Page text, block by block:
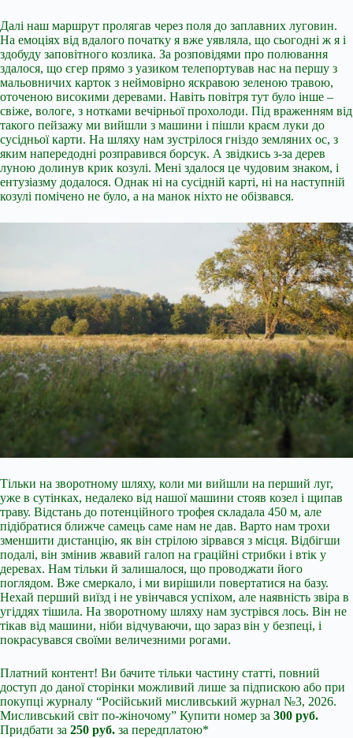
Далі наш маршрут пролягав через поля до заплавних луговин.
На емоціях від вдалого початку я вже уявляла, що сьогодні ж я і
здобуду заповітного козлика. За розповідями про полювання
здалося, що єгер прямо з уазиком телепортував нас на першу з
мальовничих карток з неймовірно яскравою зеленою травою,
оточеною високими деревами. Навіть повітря тут було інше –
свіже, вологе, з нотками вечірньої прохолоди. Під враженням від
такого пейзажу ми вийшли з машини і пішли краєм луки до
сусідньої карти. На шляху нам зустрілося гніздо земляних ос, з
яким напередодні розправився борсук. А звідкись з-за дерев
луною долинув крик козулі. Мені здалося це чудовим знаком, і
ентузіазму додалося. Однак ні на сусідній карті, ні на наступній
козулі помічено не було, а на манок ніхто не обізвався.
Тільки на зворотному шляху, коли ми вийшли на перший луг,
уже в сутінках, недалеко від нашої машини стояв козел і щипав
траву. Відстань до потенційного трофея складала 450 м, але
підібратися ближче самець саме нам не дав. Варто нам трохи
зменшити дистанцію, як він стрілою зірвався з місця. Відбігши
подалі, він змінив жвавий галоп на граційні стрибки і втік у
деревах. Нам тільки й залишалося, що проводжати його
поглядом. Вже смеркало, і ми вирішили повертатися на базу.
Нехай перший виїзд і не увінчався успіхом, але наявність звіра в
угіддях тішила. На зворотному шляху нам зустрівся лось. Він не
тікав від машини, ніби відчуваючи, що зараз він у безпеці, і
покрасувався своїми величезними рогами.
Платний контент! Ви бачите тільки частину статті, повний
доступ до даної сторінки можливий лише за підпискою або при
покупці журналу “Російський мисливський журнал №3, 2026.
Мисливський світ по-жіночому” Купити номер за 300 руб.
Придбати за 250 руб. за передплатою*